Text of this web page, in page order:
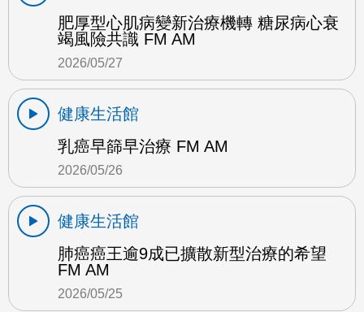
肥厚型心肌病變新治療機轉 糖尿病心衰
竭風險共識 FM AM
2026/05/27
健康生活館
乳癌早篩早治療 FM AM
2026/05/26
健康生活館
肺癌癌王逾9成已擴散新型治療的希望
FM AM
2026/05/25